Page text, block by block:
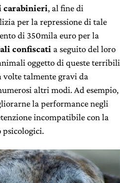
carabinieri, al fine di
per la repressione di tale
di 350mila euro per la
confiscati a seguito del loro
oggetto di queste terribili
volte talmente gravi da
altri modi. Ad esempio,
la performance negli
incompatibile con la